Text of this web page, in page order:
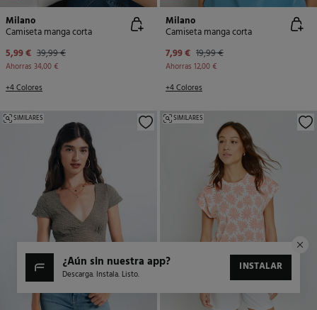
Milano
Camiseta manga corta
5,99 € 39,99 €
Ahorras 34,00 €
+4 Colores
Milano
Camiseta manga corta
7,99 € 19,99 €
Ahorras 12,00 €
+4 Colores
SIMILARES SIMILARES
¿aún sin nuestra app?
Descarga. Instala. Listo.
INSTALAR